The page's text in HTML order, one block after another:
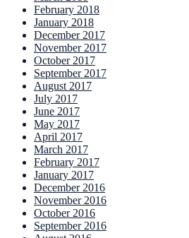
February 2018
January 2018
December 2017
November 2017
October 2017
September 2017
August 2017
July 2017
June 2017
May 2017
April 2017
March 2017
February 2017
January 2017
December 2016
November 2016
October 2016
September 2016